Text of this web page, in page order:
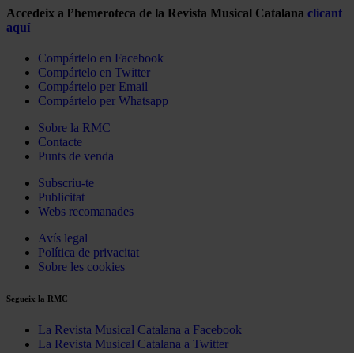
Accedeix a l’hemeroteca de la Revista Musical Catalana clicant
aquí
Compártelo en Facebook
Compártelo en Twitter
Compártelo per Email
Compártelo per Whatsapp
Sobre la RMC
Contacte
Punts de venda
Subscriu-te
Publicitat
Webs recomanades
Avís legal
Política de privacitat
Sobre les cookies
Segueix la RMC
La Revista Musical Catalana a Facebook
La Revista Musical Catalana a Twitter